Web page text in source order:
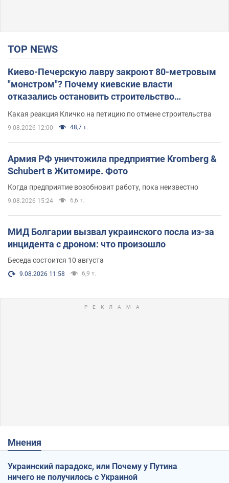
TOP NEWS
Киево-Печерскую лавру закроют 80-метровым
"монстром"? Почему киевские власти
отказались остановить строительство
небоскреба "московского верующего"
Какая реакция Кличко на петицию по отмене строительства
9.08.2026 12:00 48,7 т.
Армия РФ уничтожила предприятие Kromberg &
Schubert в Житомире. Фото
Когда предприятие возобновит работу, пока неизвестно
9.08.2026 15:24 6,6 т.
МИД Болгарии вызвал украинского посла из-за
инцидента с дроном: что произошло
Беседа состоится 10 августа
9.08.2026 11:58 6,9 т.
Мнения
Украинский парадокс, или Почему у Путина
ничего не получилось с Украиной